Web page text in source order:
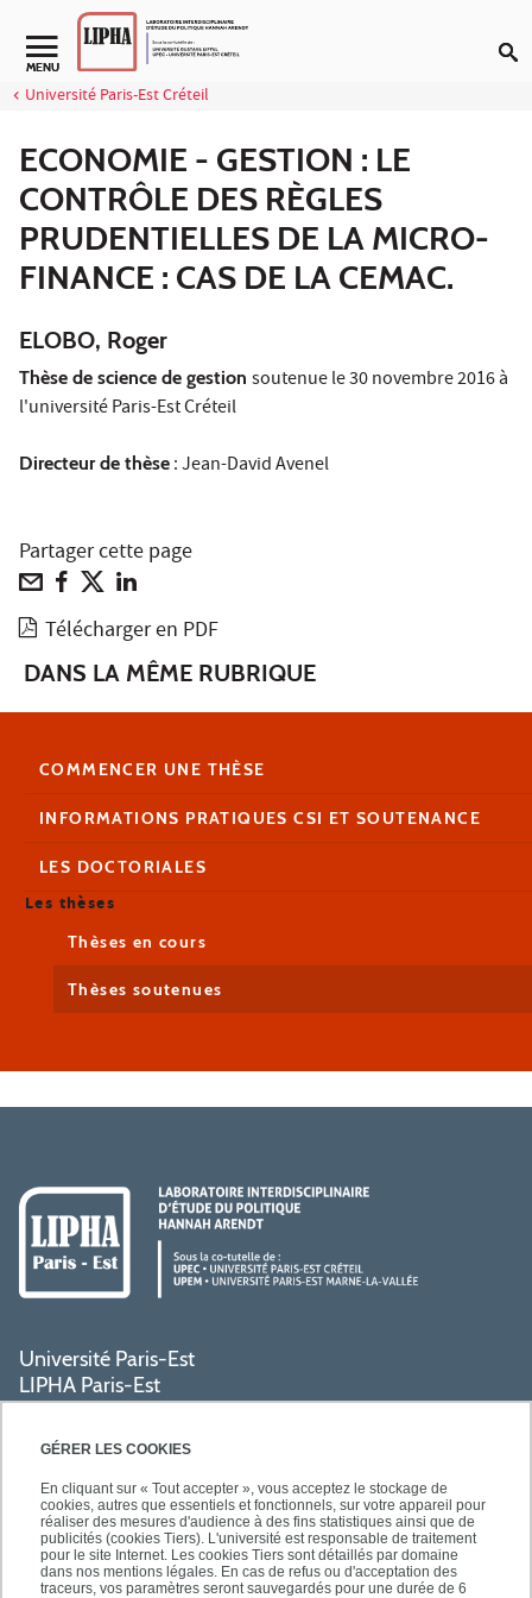
GÉRER LES COOKIES
En cliquant sur « Tout accepter », vous acceptez le stockage de
cookies, autres que essentiels et fonctionnels, sur votre appareil pour
réaliser des mesures d'audience à des fins statistiques ainsi que de
publicités (cookies Tiers). L'université est responsable de traitement
pour le site Internet. Les cookies Tiers sont détaillés par domaine
dans nos mentions légales. En cas de refus ou d'acceptation des
traceurs, vos paramètres seront sauvegardés pour une durée de 6
Aller au contenu
Navigation secondaire
MENU
Université Paris-Est Créteil
ECONOMIE - GESTION : LE
CONTRÔLE DES RÈGLES
PRUDENTIELLES DE LA MICRO-
FINANCE : CAS DE LA CEMAC.
ELOBO, Roger
Thèse de science de gestion soutenue le 30 novembre 2016 à
l'université Paris-Est Créteil
Directeur de thèse : Jean-David Avenel
Partager cette page
Télécharger en PDF
DANS LA MÊME RUBRIQUE
COMMENCER UNE THÈSE
INFORMATIONS PRATIQUES CSI ET SOUTENANCE
LES DOCTORIALES
Les thèses
Thèses en cours
Thèses soutenues
Université Paris-Est
LIPHA Paris-Est
Campus Centre de Créteil
61, avenue du Général de Gaulle
PRATIQUE